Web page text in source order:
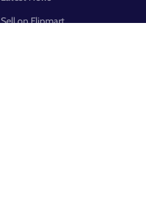
Sell on Flipmart